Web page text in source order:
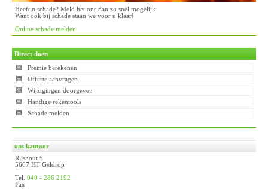
Heeft u schade? Meld het ons dan zo snel mogelijk.
Want ook bij schade staan we voor u klaar!
Online schade melden
Direct doen
Premie berekenen
Offerte aanvragen
Wijzigingen doorgeven
Handige rekentools
Schade melden
ons kantoor
Rijshout 5
5667 HT Geldrop
Tel. 040 - 286 2192
Fax